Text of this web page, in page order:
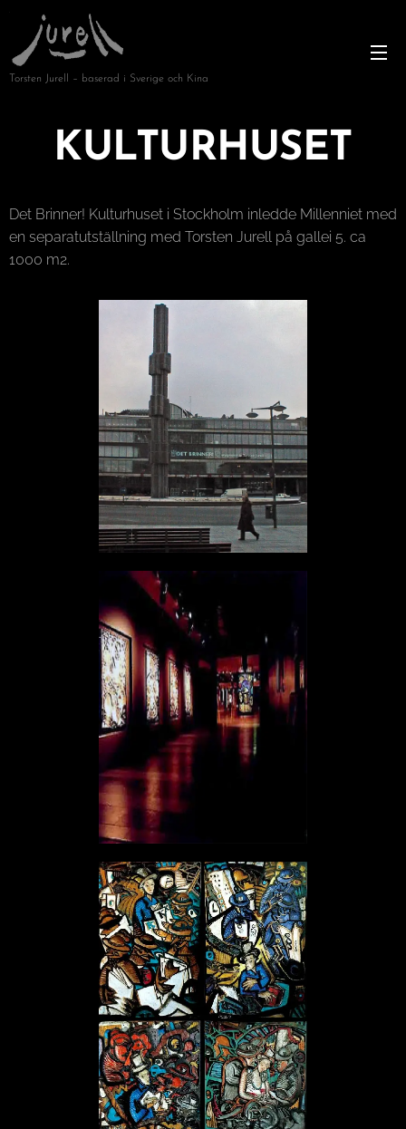
Torsten Jurell – baserad i Sverige och Kina
KULTURHUSET
Det Brinner! Kulturhuset i Stockholm inledde Millenniet med
en separatutställning med Torsten Jurell på gallei 5. ca
1000 m2.